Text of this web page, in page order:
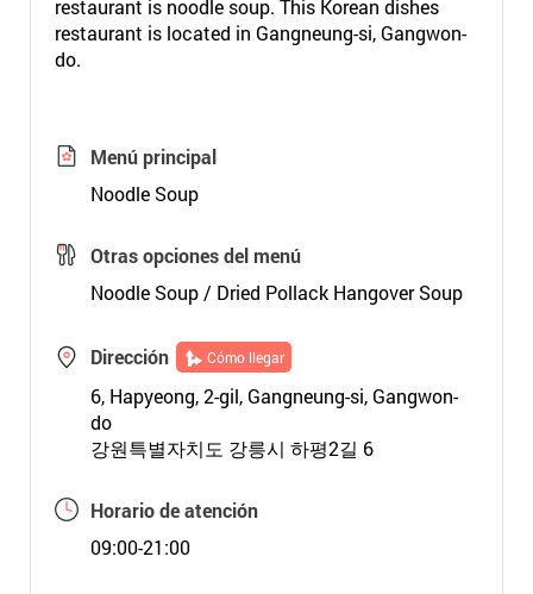
restaurant is noodle soup. This Korean dishes
restaurant is located in Gangneung-si, Gangwon-
do.
Menú principal
Noodle Soup
Otras opciones del menú
Noodle Soup / Dried Pollack Hangover Soup
Dirección Cómo llegar
6, Hapyeong, 2-gil, Gangneung-si, Gangwon-
do
강원특별자치도 강릉시 하평2길 6
Horario de atención
09:00-21:00